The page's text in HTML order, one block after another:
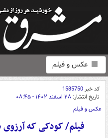
عکس و فیلم
کد خبر1585750
تاریخ انتشار: ۲۸ اسفند ۱۴۰۲ - ۰۸:۴۵
عکس و فیلم
فیلم/ کودکی که آرزوی